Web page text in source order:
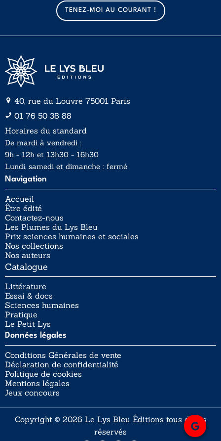
TENEZ-MOI AU COURANT !
40, rue du Louvre 75001 Paris
01 76 50 38 88
Horaires du standard
De mardi à vendredi :
9h - 12h et 13h30 - 16h30
Lundi, samedi et dimanche : fermé
Navigation
Accueil
Être édité
Contactez-nous
Les Plumes du Lys Bleu
Prix sciences humaines et sociales
Nos collections
Nos auteurs
Catalogue
Littérature
Essai & docs
Sciences humaines
Pratique
Le Petit Lys
Données légales
Conditions Générales de vente
Déclaration de confidentialité
Politique de cookies
Mentions légales
Jeux concours
Copyright © 2026 Le Lys Bleu Éditions tous droits
réservés